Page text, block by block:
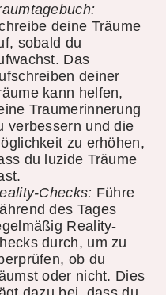
deine Träume
sobald du
Das
deiner
kann helfen,
Traumerinnerung
verbessern und die
zu erhöhen,
du luzide Träume
Checks: Führe
des Tages
Reality-
durch, um zu
ob du
oder nicht. Dies